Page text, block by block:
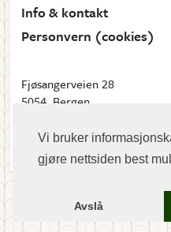
Vi bruker
gjøre nettsiden best
Avslå
Info & kontakt
Personvern (cookies)
Fjøsangerveien 28
5054, Bergen